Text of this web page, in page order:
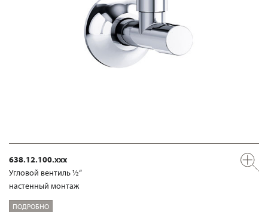
638.12.100.xxx
Угловой вентиль ½“
настенный монтаж
ПОДРОБНО